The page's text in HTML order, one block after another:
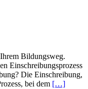
Bildungsweg.
Einschreibungsprozess
Die Einschreibung,
bei dem […]